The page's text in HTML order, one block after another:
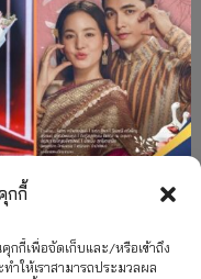
กกี้
กกี้เพื่อจัดเก็บและ/หรือเข้าถึง
ำให้เราสามารถประมวลผล
ส์” กวาดรางวัล